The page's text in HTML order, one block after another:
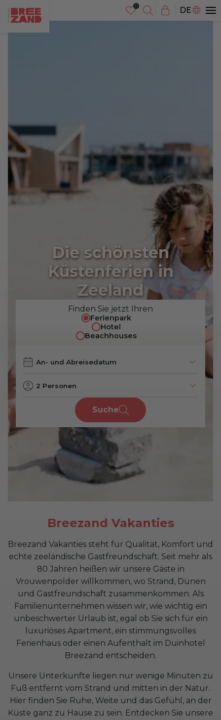
DE
NL
EN
Die schönsten
Küstenferien in
Zeeland
Finden Sie jetzt Ihren
Ferienpark
Hotel
Beachhouses
2 Personen
Suche
Breezand Vakanties
Breezand Vakanties steht für Qualität, Komfort und
echte zeeländische Gastfreundschaft. Seit mehr als
80 Jahren heißen wir unsere Gäste in
Vrouwenpolder willkommen, wo Strand, Dünen
und Gastfreundschaft zusammenkommen. Als
Familienunternehmen wissen wir, wie wichtig ein
unbeschwerter Urlaub ist, egal ob Sie sich für ein
luxuriöses Apartment, ein stimmungsvolles
Ferienhaus oder einen Aufenthalt im Duinhotel
Breezand entscheiden.
Unsere Unterkünfte liegen nur wenige Minuten zu
Fuß entfernt vom Strand und mitten in der Natur.
Hier finden Sie Ruhe, Weite und das Gefühl, an der
Küste ganz zu Hause zu sein. Entdecken Sie unsere